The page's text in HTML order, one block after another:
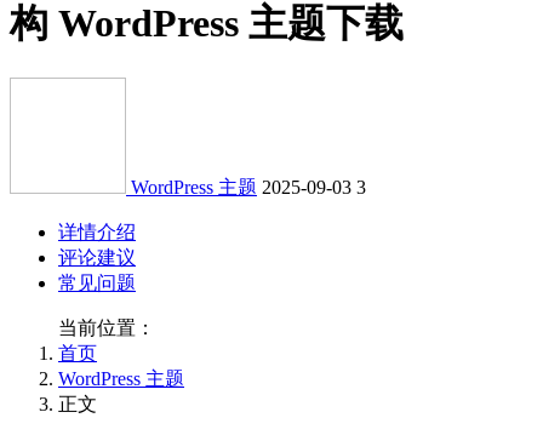
构 WordPress 主题下载
WordPress 主题 2025-09-03 3
详情介绍
评论建议
常见问题
当前位置：
首页
WordPress 主题
正文